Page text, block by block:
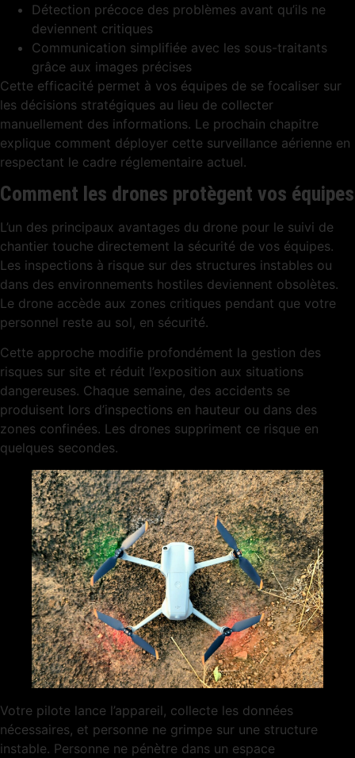
Détection précoce des problèmes avant qu’ils ne
deviennent critiques
Communication simplifiée avec les sous-traitants
grâce aux images précises
Cette efficacité permet à vos équipes de se focaliser sur
les décisions stratégiques au lieu de collecter
manuellement des informations. Le prochain chapitre
explique comment déployer cette surveillance aérienne en
respectant le cadre réglementaire actuel.
Comment les drones protègent vos équipes
L’un des principaux avantages du drone pour le suivi de
chantier touche directement la sécurité de vos équipes.
Les inspections à risque sur des structures instables ou
dans des environnements hostiles deviennent obsolètes.
Le drone accède aux zones critiques pendant que votre
personnel reste au sol, en sécurité.
Cette approche modifie profondément la gestion des
risques sur site et réduit l’exposition aux situations
dangereuses. Chaque semaine, des accidents se
produisent lors d’inspections en hauteur ou dans des
zones confinées. Les drones suppriment ce risque en
quelques secondes.
Votre pilote lance l’appareil, collecte les données
nécessaires, et personne ne grimpe sur une structure
instable. Personne ne pénètre dans un espace